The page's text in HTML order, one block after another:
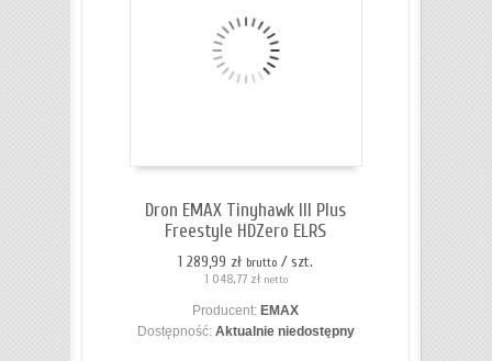
Dron EMAX Tinyhawk III Plus
Freestyle HDZero ELRS
1 289,99 zł brutto / szt.
1 048,77 zł netto
Producent: EMAX
Dostępność: Aktualnie niedostępny